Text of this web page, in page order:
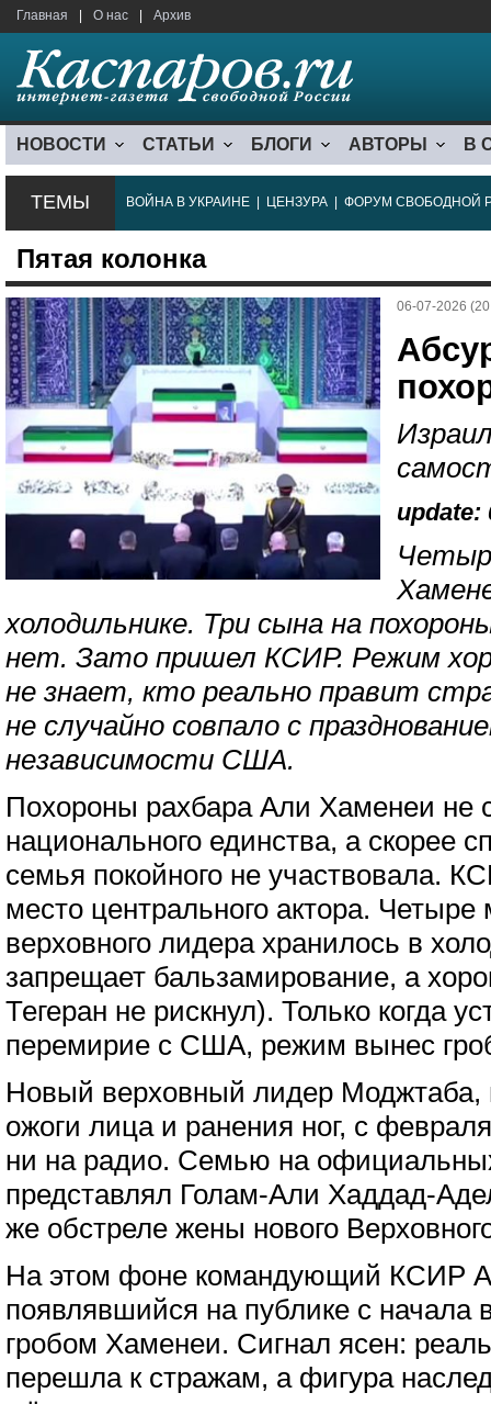
Главная О нас Архив
НОВОСТИ СТАТЬИ БЛОГИ АВТОРЫ В
ТЕМЫ ВОЙНА В УКРАИНЕ ЦЕНЗУРА ФОРУМ СВОБОДНОЙ
Пятая колонка
06-07-2026
update:
холодильнике. Три сына на
нет. Зато пришел КСИР. Режим
не знает, кто реально правит
не случайно совпало с
независимости США.
Похороны рахбара Али Хаменеи не
национального единства, а скорее
семья покойного не участвовала.
место центрального актора.
верховного лидера хранилось в
запрещает бальзамирование, а
Тегеран не рискнул). Только когда
перемирие с США, режим вынес
Новый верховный лидер
ожоги лица и ранения ног, с
ни на радио. Семью на
представлял Голам-Али Хаддад-
же обстреле жены нового
На этом фоне командующий КСИР
появлявшийся на публике с начала
гробом Хаменеи. Сигнал ясен:
перешла к стражам, а фигура